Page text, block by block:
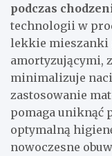
podczas
technologii w
lekkie mieszanki
amortyzującymi,
minimalizuje
zastosowanie
pomaga uniknąć
optymalną
nowoczesne